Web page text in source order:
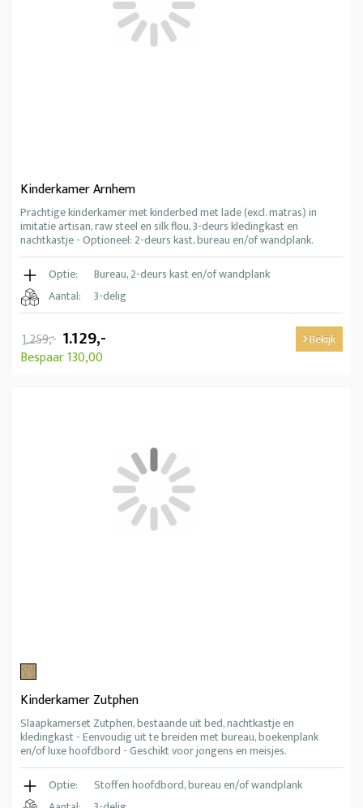
Kinderkamer Arnhem
Prachtige kinderkamer met kinderbed met lade (excl. matras) in
imitatie artisan, raw steel en silk flou, 3-deurs kledingkast en
nachtkastje - Optioneel: 2-deurs kast, bureau en/of wandplank.
Optie:
Bureau, 2-deurs kast en/of wandplank
Aantal:
3-delig
1.259,- 1.129,-
Bespaar 130,00
Bekijk
Kinderkamer Zutphen
Slaapkamerset Zutphen, bestaande uit bed, nachtkastje en
kledingkast - Eenvoudig uit te breiden met bureau, boekenplank
en/of luxe hoofdbord - Geschikt voor jongens en meisjes.
Optie:
Stoffen hoofdbord, bureau en/of wandplank